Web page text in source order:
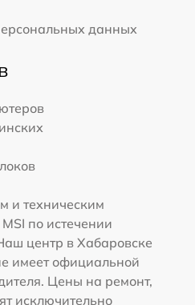
данных
и техническим
по истечении
центр в Хабаровске
имеет официальной
Цены на ремонт,
исключительно